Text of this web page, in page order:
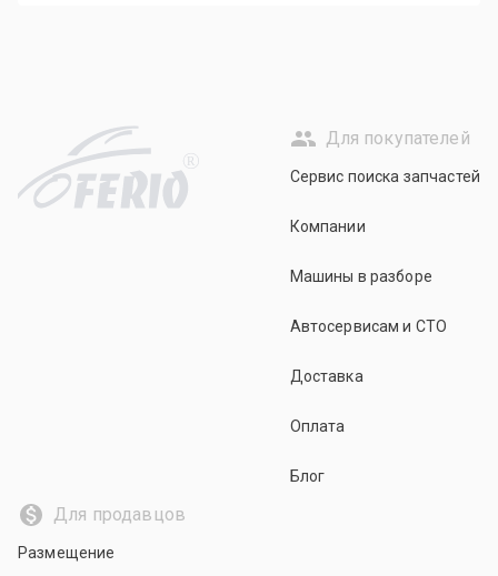
R
Для покупателей
Сервис поиска запчастей
Компании
Машины в разборе
Автосервисам и СТО
Доставка
Оплата
Блог
Для продавцов
Размещение